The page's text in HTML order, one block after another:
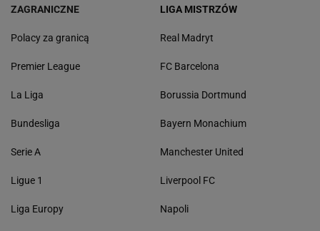
ZAGRANICZNE
Polacy za granicą
Premier League
La Liga
Bundesliga
Serie A
Ligue 1
Liga Europy
LIGA MISTRZÓW
Real Madryt
FC Barcelona
Borussia Dortmund
Bayern Monachium
Manchester United
Liverpool FC
Napoli